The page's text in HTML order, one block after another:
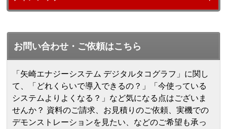
お問い合わせ・ご依頼はこちら
「矢崎エナジーシステム デジタルタコグラフ」に関し
て、「どれくらいで導入できるの？」「今使っている
システムよりよくなる？」など気になる点はございま
せんか？ 資料のご請求、お見積りのご依頼、実機での
デモンストレーションを見たい、などのご希望も承っ